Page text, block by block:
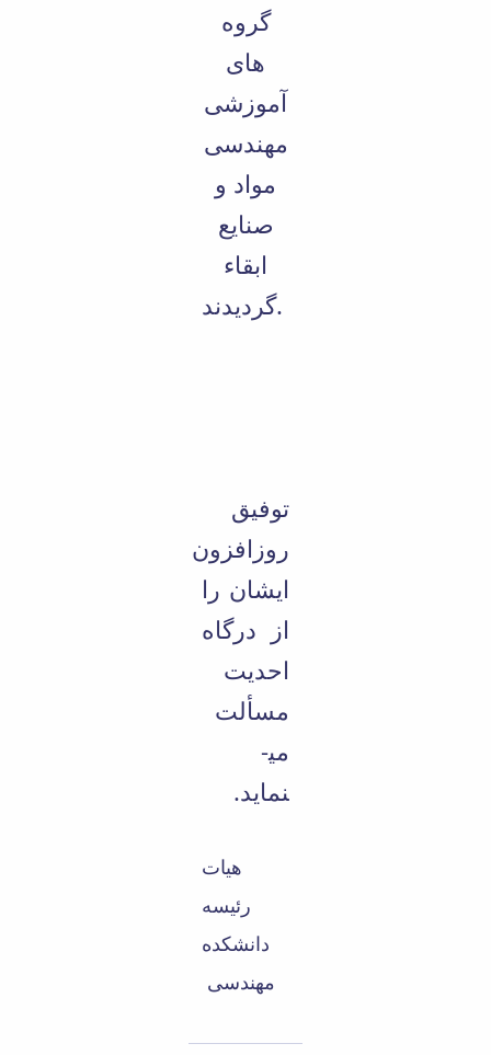
گروه
های
آموزشی
مهندسی
مواد و
صنایع
ابقاء
گردیدند.
توفیق
روزافزون
ایشان را
از درگاه
احدیت
مسألت
می­
نماید.
هیات
رئیسه
دانشکده
مهندسی